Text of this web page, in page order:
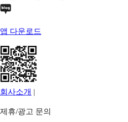
앱 다운로드
회사소개 |
제휴/광고 문의